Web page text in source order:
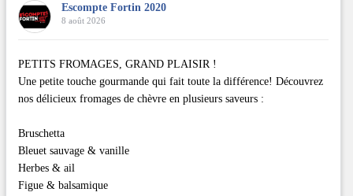
Escompte Fortin 2020
8 août 2026
PETITS FROMAGES, GRAND PLAISIR !
Une petite touche gourmande qui fait toute la différence! Découvrez
nos délicieux fromages de chèvre en plusieurs saveurs :
Bruschetta
Bleuet sauvage & vanille
Herbes & ail
Figue & balsamique